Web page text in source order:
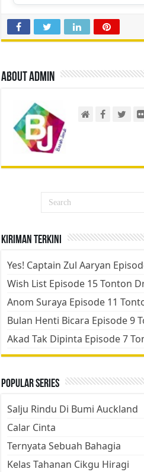
About admin
Kiriman Terkini
Yes! Captain Zul Aaryan
Wish List Episode 15 Tonton
Anom Suraya Episode 11
Bulan Henti Bicara Episode 9
Akad Tak Dipinta Episode 7
Popular Series
Salju Rindu Di Bumi Auckland
Calar Cinta
Ternyata Sebuah Bahagia
Kelas Tahanan Cikgu Hiragi